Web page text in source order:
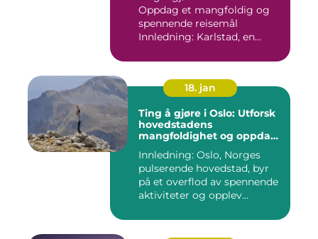
Oppdag et mangfoldig og
spennende reisemål
Innledning: Karlstad, en
18. jan
Ting å gjøre i Oslo: Utforsk
hovedstadens
mangfoldighet og oppdag
Innledning: Oslo, Norges
pulserende hovedstad, byr
på et overflod av spennende
aktiviteter og opplev...